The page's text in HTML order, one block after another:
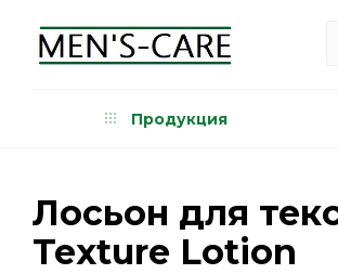
Продукция
Лосьон для
Texture Lotion